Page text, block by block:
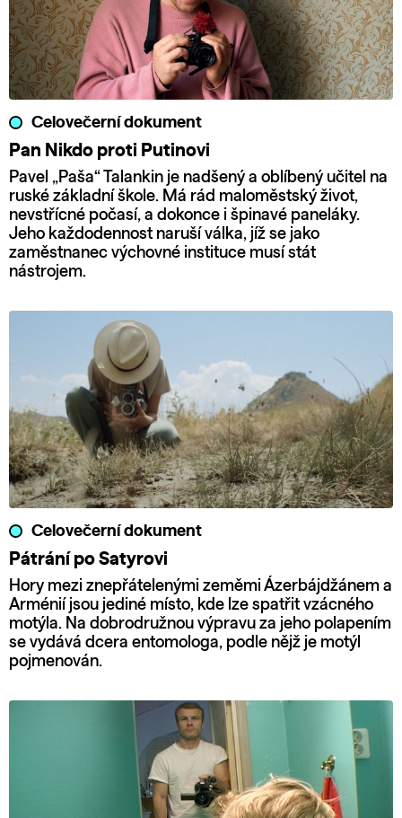
Celovečerní dokument
Pan Nikdo proti Putinovi
Pavel „Paša“ Talankin je nadšený a oblíbený učitel na
ruské základní škole. Má rád maloměstský život,
nevstřícné počasí, a dokonce i špinavé paneláky.
Jeho každodennost naruší válka, jíž se jako
zaměstnanec výchovné instituce musí stát
nástrojem.
Celovečerní dokument
Pátrání po Satyrovi
Hory mezi znepřátelenými zeměmi Ázerbájdžánem a
Arménií jsou jediné místo, kde lze spatřit vzácného
motýla. Na dobrodružnou výpravu za jeho polapením
se vydává dcera entomologa, podle nějž je motýl
pojmenován.